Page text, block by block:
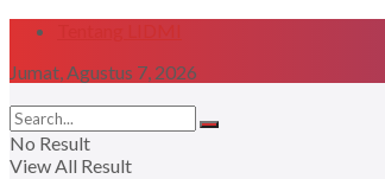
Jumat, Agustus 7, 2026
No Result
View All Result